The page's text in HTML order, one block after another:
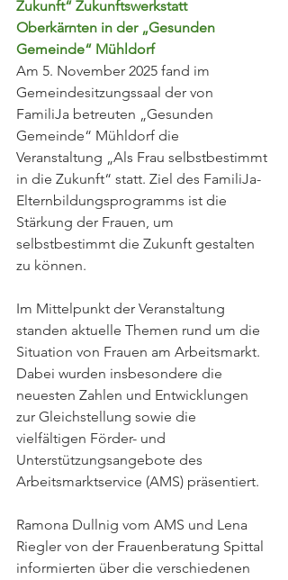
Zukunft“ Zukunftswerkstatt
Oberkärnten in der „Gesunden
Gemeinde“ Mühldorf
Am 5. November 2025 fand im
Gemeindesitzungssaal der von
FamiliJa betreuten „Gesunden
Gemeinde“ Mühldorf die
Veranstaltung „Als Frau selbstbestimmt
in die Zukunft“ statt. Ziel des FamiliJa-
Elternbildungsprogramms ist die
Stärkung der Frauen, um
selbstbestimmt die Zukunft gestalten
zu können.
Im Mittelpunkt der Veranstaltung
standen aktuelle Themen rund um die
Situation von Frauen am Arbeitsmarkt.
Dabei wurden insbesondere die
neuesten Zahlen und Entwicklungen
zur Gleichstellung sowie die
vielfältigen Förder- und
Unterstützungsangebote des
Arbeitsmarktservice (AMS) präsentiert.
Ramona Dullnig vom AMS und Lena
Riegler von der Frauenberatung Spittal
informierten über die verschiedenen